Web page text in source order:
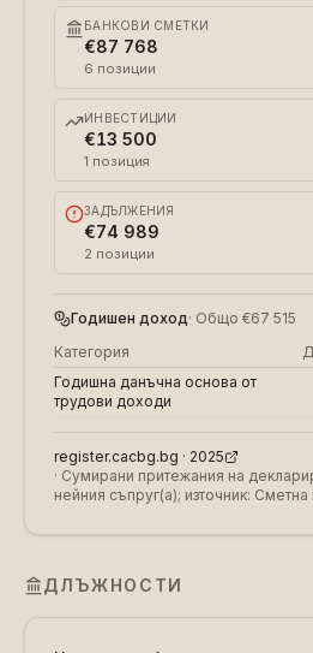
БАНКОВИ СМЕТКИ
€87 768
6 позиции
ИНВЕСТИЦИИ
€13 500
1 позиция
ЗАДЪЛЖЕНИЯ
€74 989
2 позиции
Годишен доход· Общо €67 515
Категория
Годишна данъчна основа от
трудови доходи
register.cacbg.bg · 2025
· Сумирани притежания на
нейния съпруг(а); източник: Сметна
ДЛЪЖНОСТИ